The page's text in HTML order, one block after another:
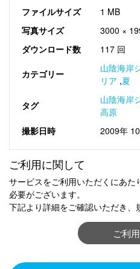
ファイルサイズ
1 MB
写真サイズ
3000 ×
ダウンロード数
117 回
カテゴリー 山陰海岸
リア ,夏
タグ 山陰海岸
高原
撮影日時
2009年
ご利用に関して
サービスをご利用いただくにあた
必要がございます。
下記より詳細をご確認いただき、
ご利